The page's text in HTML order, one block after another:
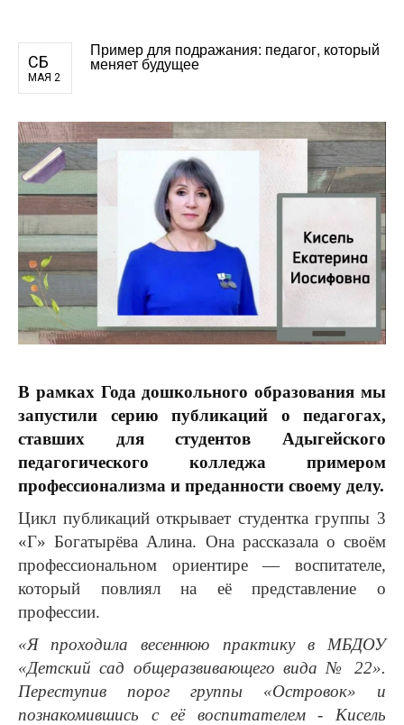
СБ
МАЯ 2
Пример для подражания: педагог, который
меняет будущее
В рамках Года дошкольного образования мы
запустили серию публикаций о педагогах,
ставших для студентов Адыгейского
педагогического колледжа примером
профессионализма и преданности своему делу.
Цикл публикаций открывает студентка группы 3
«Г» Богатырёва Алина. Она рассказала о своём
профессиональном ориентире — воспитателе,
который повлиял на её представление о
профессии.
«Я проходила весеннюю практику в МБДОУ
«Детский сад общеразвивающего вида № 22».
Переступив порог группы «Островок» и
познакомившись с её воспитателем - Кисель